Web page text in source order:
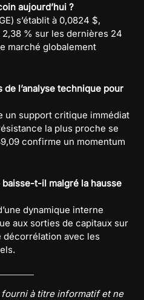
aujourd’hui ?
s’établit à 0,0824 $,
% sur les dernières 24
marché globalement
l’analyse technique pour
un support critique immédiat
la plus proche se
confirme un momentum
t-il malgré la hausse
dynamique interne
aux sorties de capitaux sur
décorrélation avec les
à titre informatif et ne